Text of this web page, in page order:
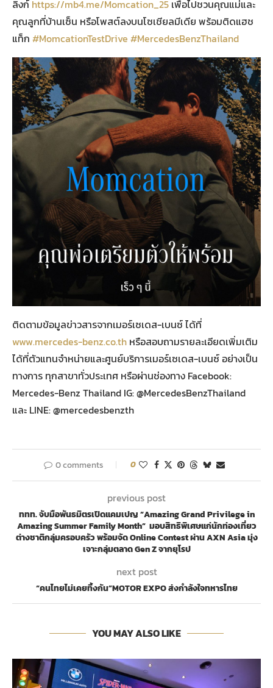
ลิงก์ https://mb4.me/Momcation_25 เพื่อไปชวนคุณแม่และ
คุณลูกที่บ้านเซ็น หรือโพสต์ลงบนโซเชียลมีเดีย พร้อมติดแฮช
แท็ก #MomcationTestDrive #MercedesBenzThailand
ติดตามข้อมูลข่าวสารจากเมอร์เซเดส-เบนซ์ ได้ที่
www.mercedes-benz.co.th หรือสอบถามรายละเอียดเพิ่มเติม
ได้ที่ตัวแทนจำหน่ายและศูนย์บริการเมอร์เซเดส-เบนซ์ อย่างเป็น
ทางการ ทุกสาขาทั่วประเทศ หรือผ่านช่องทาง Facebook:
Mercedes-Benz Thailand IG: @MercedesBenzThailand
และ LINE: @mercedesbenzth
0 comments 0
previous post
ททท. จับมือพันธมิตรเปิดแคมเปญ “Amazing Grand Privilege in
Amazing Summer Family Month” มอบสิทธิพิเศษแก่นักท่องเที่ยว
ต่างชาติกลุ่มครอบครัว พร้อมจัด Online Contest ผ่าน AXN Asia มุ่ง
เจาะกลุ่มตลาด Gen Z จากยุโรป
next post
“คนไทยไม่เคยทิ้งกัน”MOTOR EXPO ส่งกำลังใจทหารไทย
YOU MAY ALSO LIKE